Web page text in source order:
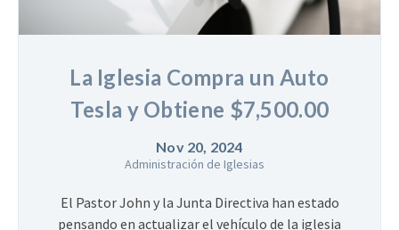
La Iglesia Compra un Auto
Tesla y Obtiene $7,500.00
Nov 20, 2024
Administración de Iglesias
El Pastor John y la Junta Directiva han estado
pensando en actualizar el vehículo de la iglesia